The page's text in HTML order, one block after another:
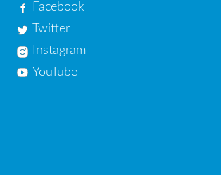
Facebook
Twitter
Instagram
YouTube